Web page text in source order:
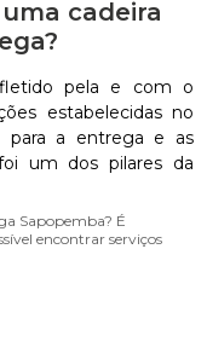
cadeira
pela e com o
estabelecidas no
para a entrega e as
um dos pilares da
Sapopemba? É
encontrar serviços